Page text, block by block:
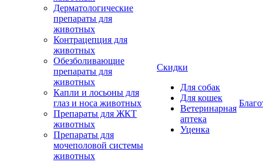
Дерматологические
препараты для
животных
Контрацепция для
животных
Обезболивающие
препараты для
животных
Капли и лосьоны для
глаз и носа животных
Препараты для ЖКТ
животных
Препараты для
мочеполовой системы
животных
Скидки
Для собак
Для кошек
Ветеринарная
аптека
Уценка